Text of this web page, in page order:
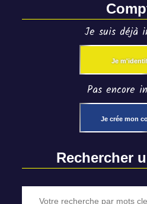
Je suis déjà
Je
Pas encore
Je crée mon
Rechercher